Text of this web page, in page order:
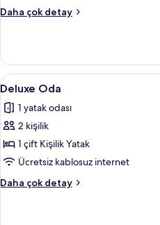
fotoğrafları
görün
Daha çok detay
Standard
hakkında
daha
fazla
Deluxe
Oda
için
tüm
fotoğrafları
görün
3
Deluxe Oda
1 yatak odası
2 kişilik
1 çift Kişilik Yatak
Ücretsiz kablosuz internet
Daha çok detay
Deluxe